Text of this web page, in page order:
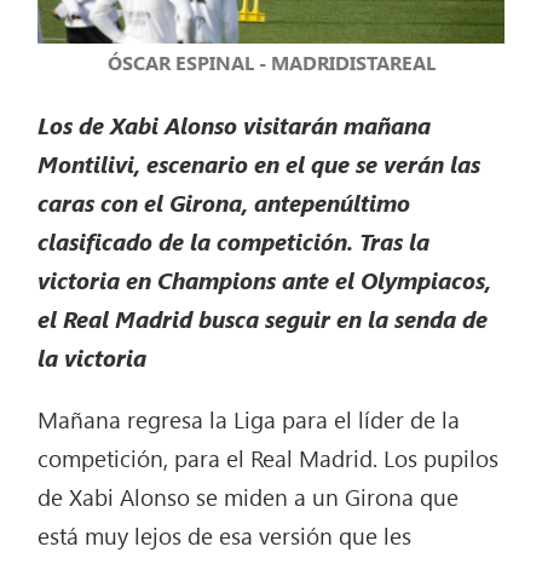
ÓSCAR ESPINAL - MADRIDISTAREAL
Los de Xabi Alonso visitarán mañana
Montilivi, escenario en el que se verán las
caras con el Girona, antepenúltimo
clasificado de la competición. Tras la
victoria en Champions ante el Olympiacos,
el Real Madrid busca seguir en la senda de
la victoria
Mañana regresa la Liga para el líder de la
competición, para el Real Madrid. Los pupilos
de Xabi Alonso se miden a un Girona que
está muy lejos de esa versión que les